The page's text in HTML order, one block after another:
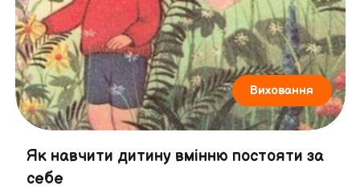
Виховання
Як навчити дитину вмінню постояти за
себе